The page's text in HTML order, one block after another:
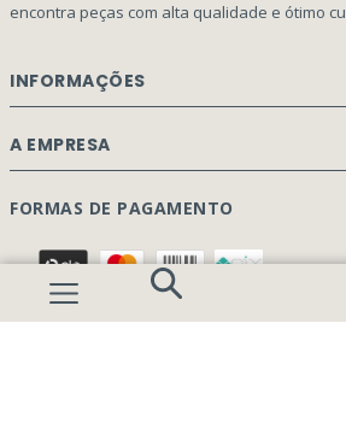
encontra peças com alta qualidade e ótimo
INFORMAÇÕES
Aviso de privacidade Dex Peças
Perguntas Frequentes
Formulário Garantia/Devolução
A EMPRESA
Página Principal
Quem Somos
Nossa Cultura
FORMAS DE PAGAMENTO
SEGURANÇA E PRIVACIDADE